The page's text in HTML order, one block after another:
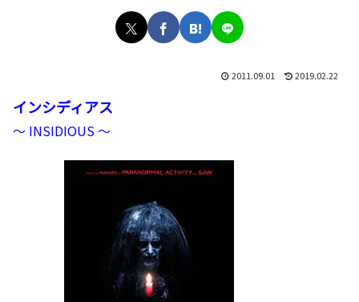
2011.09.01 2019.02.22
インシディアス
～ INSIDIOUS ～